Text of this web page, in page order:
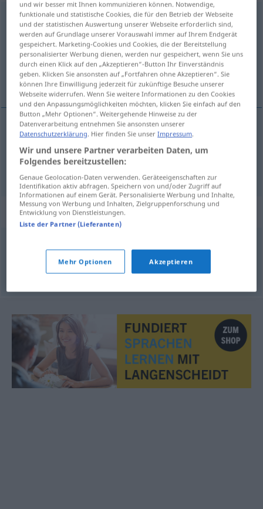
Evolutionf <Evolution;-en>
Übersicht aller Übersetzungen
(Für mehr Details die Übersetzung anklicken/antippen)
evoluce, vývoj
evolucef Evolution
vývojm Evolution
Synonyme für "Evolution"
Entwicklung,Fortgang,Weiterentwicklung
und wir besser mit Ihnen kommunizieren können. Notwendige,
funktionale und statistische Cookies, die für den Betrieb der Webseite
und der statistischen Auswertung unserer Webseite erforderlich sind,
werden auf Grundlage unserer Vorauswahl immer auf Ihrem Endgerät
gespeichert. Marketing-Cookies und Cookies, die der Bereitstellung
personalisierter Werbung dienen, werden nur gespeichert, wenn Sie uns
durch einen Klick auf den „Akzeptieren“-Button Ihr Einverständnis
geben. Klicken Sie ansonsten auf „Fortfahren ohne Akzeptieren“. Sie
können Ihre Einwilligung jederzeit für zukünftige Besuche unserer
Webseite widerrufen. Wenn Sie weitere Informationen zu den Cookies
und den Anpassungsmöglichkeiten möchten, klicken Sie einfach auf den
Button „Mehr Optionen“. Weitergehende Hinweise zu der
Datenverarbeitung entnehmen Sie ansonsten unserer
Datenschutzerklärung . Hier finden Sie unserImpressum
Wir und unsere Partner verarbeiten Daten, um
Folgendes bereitzustellen:
Genaue Geolocation-Daten verwenden. Geräteeigenschaften zur
Identifikation aktiv abfragen. Speichern von und/oder Zugriff auf
Informationen auf einem Gerät. Personalisierte Werbung und Inhalte,
Messung von Werbung und Inhalten, Zielgruppenforschung und
Entwicklung von Dienstleistungen.
Liste der Partner (Lieferanten)
Mehr Optionen Akzeptieren